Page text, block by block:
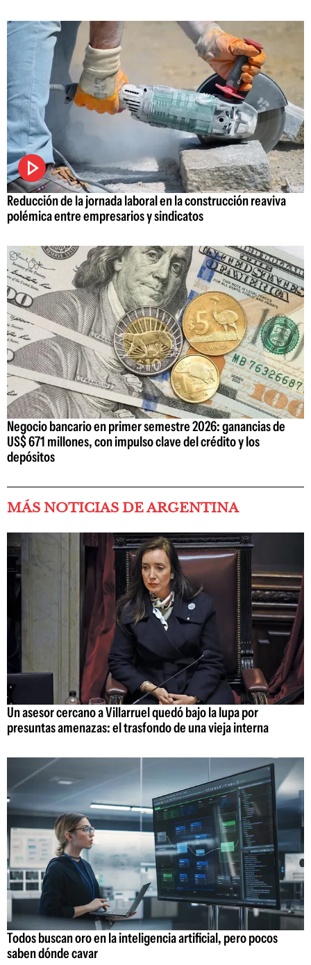
Reducción de la jornada laboral en la construcción reaviva
polémica entre empresarios y sindicatos
Negocio bancario en primer semestre 2026: ganancias de
US$ 671 millones, con impulso clave del crédito y los
depósitos
MÁS NOTICIAS DE ARGENTINA
Un asesor cercano a Villarruel quedó bajo la lupa por
presuntas amenazas: el trasfondo de una vieja interna
Todos buscan oro en la inteligencia artificial, pero pocos
saben dónde cavar